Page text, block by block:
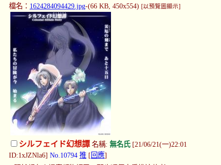
檔名： 1624284094429.jpg-(66 KB, 450x554) [以預覽圖顯示]
シルフェイド幻想譚名稱: 無名氏[21/06/21(一)22:01
ID:1xJZNla6] No.10794 推 [ 回應]